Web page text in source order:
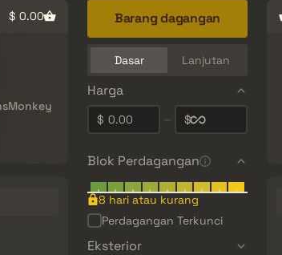
$ 0.00 Barang dagangan
Dasar Lanjutan
Harga
0.00
$ – $
Blok Perdagangan
8 hari atau kurang
Perdagangan Terkunci
Eksterior